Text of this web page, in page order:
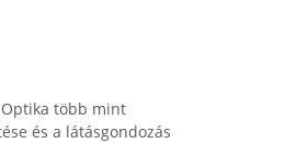
Optika több mint
és a látásgondozás